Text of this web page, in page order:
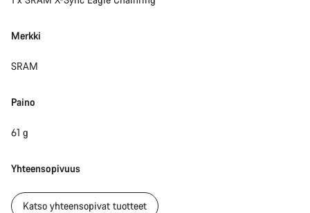
Merkki
SRAM
Paino
61 g
Yhteensopivuus
Katso yhteensopivat tuotteet